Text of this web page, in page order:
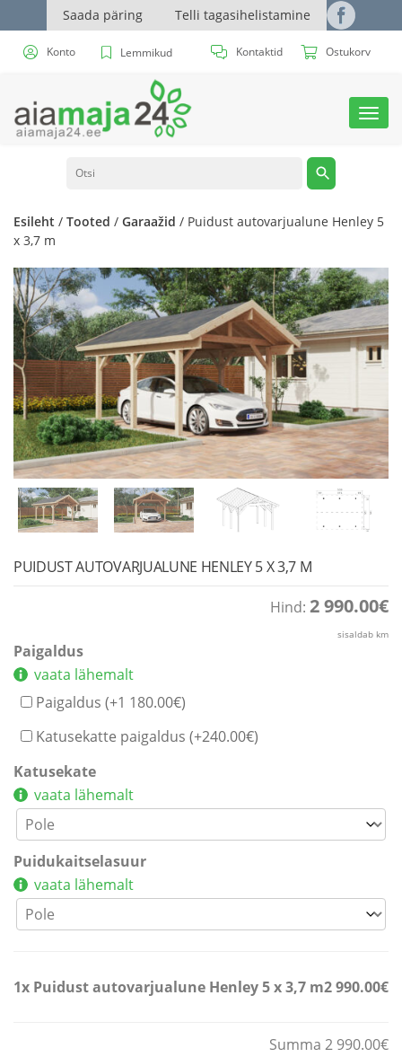
Saada päring Telli tagasihelistamine
Konto Lemmikud Kontaktid Ostukorv
Esileht / Tooted / Garaažid / Puidust autovarjualune Henley 5
x 3,7 m
PUIDUST AUTOVARJUALUNE HENLEY 5 X 3,7 M
Hind: 2 990.00€
sisaldab km
Paigaldus
vaata lähemalt
Paigaldus (+1 180.00€)
Katusekatte paigaldus (+240.00€)
Katusekate
vaata lähemalt
Puidukaitselasuur
vaata lähemalt
1x Puidust autovarjualune Henley 5 x 3,7 m2 990.00€
Summa 2 990.00€